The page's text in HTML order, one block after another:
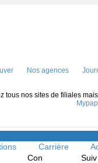
Nos agences
tous nos sites de filiales
Carrière
Con
Suiv